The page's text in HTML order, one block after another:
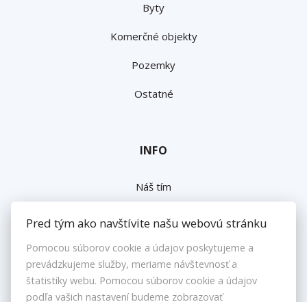
Byty
Komerčné objekty
Pozemky
Ostatné
INFO
Náš tím
Napíšte nám
Kontakt
Nastavenie cookies
Pred tým ako navštívite našu webovú stránku
Pomocou súborov cookie a údajov poskytujeme a
prevádzkujeme služby, meriame návštevnosť a
štatistiky webu. Pomocou súborov cookie a údajov
podľa vašich nastavení budeme zobrazovať